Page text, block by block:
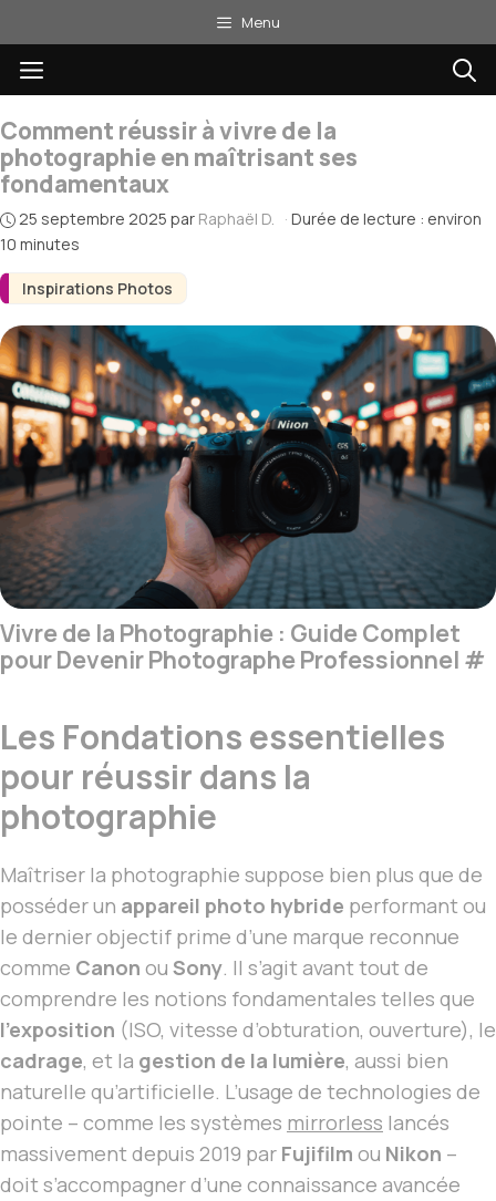
au
contenu
Menu
Menu
Inspirations Photos
Comment réussir à vivre de la
photographie en maîtrisant ses
fondamentaux
25 septembre 2025 par Raphaël D. · Durée de lecture : environ
10 minutes
Vivre de la Photographie : Guide Complet
pour Devenir Photographe Professionnel #
Les Fondations essentielles
pour réussir dans la
photographie
Maîtriser la photographie suppose bien plus que de
posséder un appareil photo hybride performant ou
le dernier objectif prime d’une marque reconnue
comme Canon ou Sony. Il s’agit avant tout de
comprendre les notions fondamentales telles que
l’exposition (ISO, vitesse d’obturation, ouverture), le
cadrage, et la gestion de la lumière, aussi bien
naturelle qu’artificielle. L’usage de technologies de
pointe – comme les systèmes mirrorless lancés
massivement depuis 2019 par Fujifilm ou Nikon –
doit s’accompagner d’une connaissance avancée